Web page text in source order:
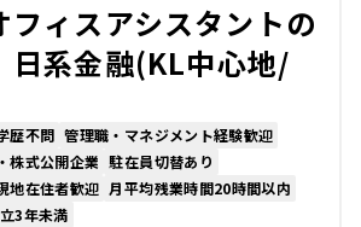
フィスアシスタントの
日系金融(KL中心地/
歴不問 管理職・マネジメント経験歓迎
株式公開企業 駐在員切替あり
地在住者歓迎 月平均残業時間20時間以内
3年未満